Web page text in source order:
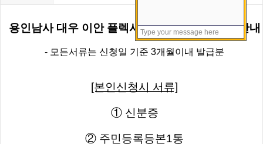
용인남사 대우 이안 플렉시티신청시 구비서류 안내
- 모든서류는 신청일 기준 3개월이내 발급분
[본인신청시 서류]
① 신분증
② 주민등록등본1통